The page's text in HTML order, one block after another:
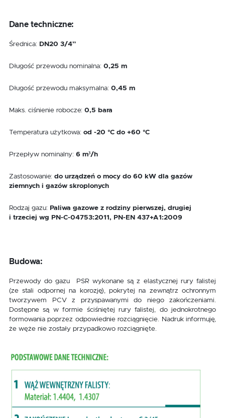
Dane techniczne:
Średnica: DN20 3/4”
Długość przewodu nominalna: 0,25 m
Długość przewodu maksymalna: 0,45 m
Maks. ciśnienie robocze: 0,5 bara
Temperatura użytkowa: od -20 °C do +60 °C
Przepływ nominalny: 6 m³/h
Zastosowanie: do urządzeń o mocy do 60 kW dla gazów
ziemnych i gazów skroplonych
Rodzaj gazu: Paliwa gazowe z rodziny pierwszej, drugiej
i trzeciej wg PN-C-04753:2011, PN-EN 437+A1:2009
Budowa:
Przewody do gazu PSR wykonane są z elastycznej rury falistej
(ze stali odpornej na korozję), pokrytej na zewnątrz ochronnym
tworzywem PCV z przyspawanymi do niego zakończeniami.
Dostępne są w formie ściśniętej rury falistej, do jednokrotnego
formowania poprzez odpowiednie rozciągnięcie. Nadruk informuję,
że węże nie zostały przypadkowo rozciągnięte.